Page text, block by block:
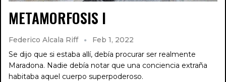
METAMORFOSIS I
Federico Alcala Riff
Feb 1, 2022
Se dijo que si estaba allí, debía procurar ser realmente
Maradona. Nadie debía notar que una conciencia extraña
habitaba aquel cuerpo superpoderoso.